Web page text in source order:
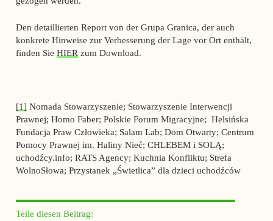
Den detaillierten Report von der Grupa Granica, der auch
konkrete Hinweise zur Verbesserung der Lage vor Ort enthält,
finden Sie HIER zum Download.
[1] Nomada Stowarzyszenie; Stowarzyszenie Interwencji
Prawnej; Homo Faber; Polskie Forum Migracyjne; Helsińska
Fundacja Praw Człowieka; Salam Lab; Dom Otwarty; Centrum
Pomocy Prawnej im. Haliny Nieć; CHLEBEM i SOLĄ;
uchodźcy.info; RATS Agency; Kuchnia Konfliktu; Strefa
WolnoSłowa; Przystanek „Świetlica” dla dzieci uchodźców
Teile diesen Beitrag: